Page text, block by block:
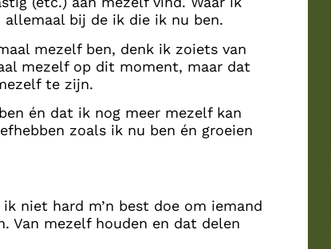
bij de ik die ik nu ben.
mezelf ben, denk ik zoiets van
mezelf op dit moment, maar dat
te zijn.
én dat ik nog meer mezelf kan
zoals ik nu ben én groeien
niet hard m’n best doe om iemand
Van mezelf houden en dat delen